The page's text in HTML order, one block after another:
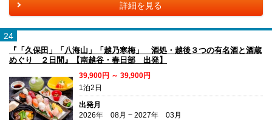
詳細を見る
24
『「久保田」「八海山」「越乃寒梅」 酒処・越後３つの有名酒と酒蔵
めぐり ２日間』【南越谷・春日部 出発】
39,900円 ～ 39,900円
1泊2日
出発月
2026年 08月 ~ 2027年 03月